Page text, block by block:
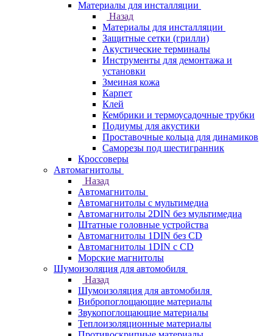
Материалы для инсталляции
Назад
Материалы для инсталляции
Защитные сетки (грилли)
Акустические терминалы
Инструменты для демонтажа и
установки
Змеиная кожа
Карпет
Клей
Кембрики и термоусадочные трубки
Подиумы для акустики
Проставочные кольца для динамиков
Саморезы под шестигранник
Кроссоверы
Автомагнитолы
Назад
Автомагнитолы
Автомагнитолы с мультимедиа
Автомагнитолы 2DIN без мультимедиа
Штатные головные устройства
Автомагнитолы 1DIN без CD
Автомагнитолы 1DIN с CD
Морские магнитолы
Шумоизоляция для автомобиля
Назад
Шумоизоляция для автомобиля
Вибропоглощающие материалы
Звукопоглощающие материалы
Теплоизоляционные материалы